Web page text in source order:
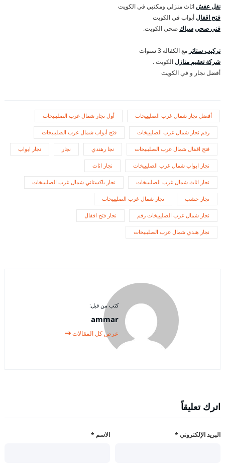
نقل عفشاثاث منزلي ومكتبي في الكويت
فتح اقفالأبواب في الكويت
فني صحيسباك صحي الكويت.
تركيب ستائر مع الكفالة 3 سنوات
شركة تعقيم منازلالكويت .
أفضل نجار و في الكويت
أفضل نجار شمال غرب الصليبيخات أول نجار شمال غرب الصليبيخات
رقم نجار شمال غرب الصليبيخات فتح أبواب شمال غرب الصليبيخات
فتح اقفال شمال غرب الصليبيخات نجا رهندي نجار نجار ابواب
نجار ابواب شمال غرب الصليبيخات نجار اثاث
نجار اثاث شمال غرب الصليبيخات نجار باكستاني شمال غرب الصليبيخات
نجار خشب نجار شمال غرب الصليبيخات
نجار شمال غرب الصليبيخات رقم نجار فتح اقفال
نجار هندي شمال غرب الصليبيخات
كتب من قبل:
ammar
عرض كل المقالات
اترك تعليقاً
الاسم * البريد الإلكتروني *